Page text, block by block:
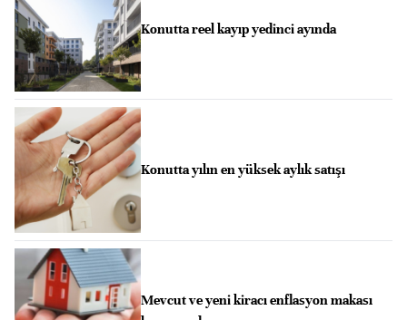
Konutta reel kayıp yedinci ayında
Konutta yılın en yüksek aylık satışı
Mevcut ve yeni kiracı enflasyon makası